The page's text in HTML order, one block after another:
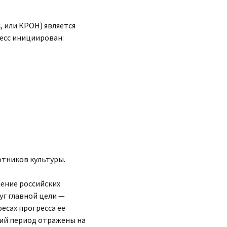
или КРОН) является
инициирован:
культуры.
российских
главной цели —
прогресса ее
период отражены на